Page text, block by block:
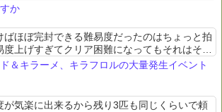
か
ばほぼ完封できる難易度だったのはちょっと拍
上げすぎてクリア困難になってもそれはそれ
ところチャンピオンズ促進で有用ポケ配布が
...
＆キラーメ、キラフロルの大量発生イベント
が気楽に出来るから残り3匹も同じくらいで頼